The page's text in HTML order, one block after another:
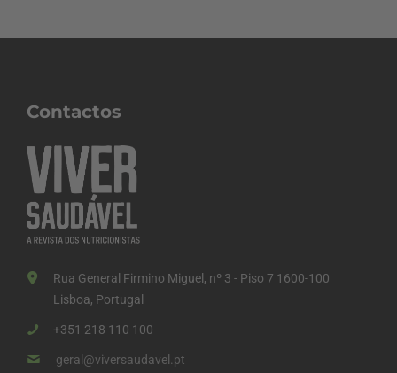
Contactos
Rua General Firmino Miguel, nº 3 - Piso 7 1600-100
Lisboa, Portugal
+351 218 110 100
geral@viversaudavel.pt